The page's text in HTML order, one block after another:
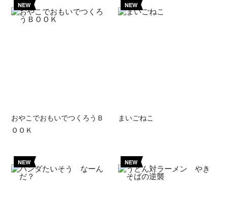
NEW
おやこでおもいでつくろうＢ
ＯＯＫ
NEW
まいごねこ
NEW NEW